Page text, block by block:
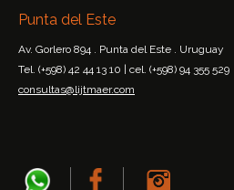
Punta del Este
Av. Gorlero 894 . Punta del Este . Uruguay
Tel. (+598) 42 44 13 10 | cel. (+598) 94 355 529
consultas@lijtmaer.com